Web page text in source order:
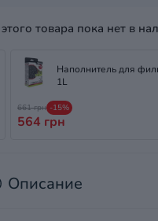
товара пока нет в
Наполнитель для
1L
661 грн -15%
564 грн
Описание